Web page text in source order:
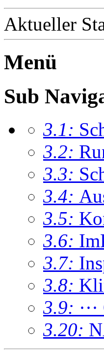
Aktueller
Menü
Sub
3.1:
3.2:
3.3:
3.4:
3.5:
3.6:
3.7:
3.8:
3.9:
3.20: